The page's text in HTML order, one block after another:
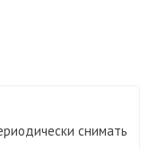
снимать